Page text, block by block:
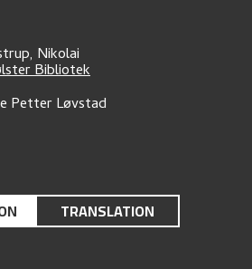
Nikolai
Bibliotek
Petter Løvstad
TRANSLATION